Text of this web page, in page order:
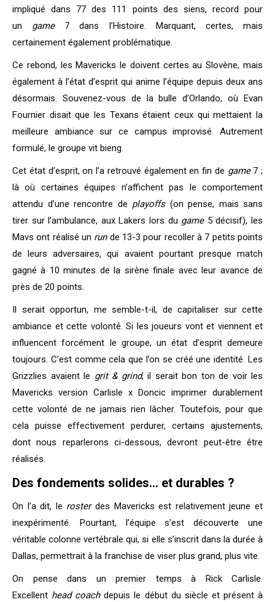
impliqué dans 77 des 111 points des siens, record pour
un game7 dans l’Histoire. Marquant, certes, mais
certainement également problématique.
Ce rebond, les Mavericks le doivent certes au Slovène, mais
également à l’état d’esprit qui anime l’équipe depuis deux ans
désormais. Souvenez-vous de la bulle d’Orlando, où Evan
Fournier disait que les Texans étaient ceux qui mettaient la
meilleure ambiance sur ce campus improvisé. Autrement
formulé, le groupe vit bieng.
Cet état d’esprit, on l’a retrouvé également en fin de game7 ;
là où certaines équipes n’affichent pas le comportement
attendu d’une rencontre de playoffs(on pense, mais sans
tirer sur l’ambulance, aux Lakers lors du game 5 décisif), les
Mavs ont réalisé un run de 13-3 pour recoller à 7 petits points
de leurs adversaires, qui avaient pourtant presque match
gagné à 10 minutes de la sirène finale avec leur avance de
près de 20 points.
Il serait opportun, me semble-t-il, de capitaliser sur cette
ambiance et cette volonté. Si les joueurs vont et viennent et
influencent forcément le groupe, un état d’esprit demeure
toujours. C’est comme cela que l’on se créé une identité. Les
Grizzlies avaient le grit & grind, il serait bon ton de voir les
Mavericks version Carlisle x Doncic imprimer durablement
cette volonté de ne jamais rien lâcher. Toutefois, pour que
cela puisse effectivement perdurer, certains ajustements,
dont nous reparlerons ci-dessous, devront peut-être être
réalisés.
Des fondements solides… et durables ?
On l’a dit, le rosterdes Mavericks est relativement jeune et
inexpérimenté. Pourtant, l’équipe s’est découverte une
véritable colonne vertébrale qui, si elle s’inscrit dans la durée à
Dallas, permettrait à la franchise de viser plus grand, plus vite.
On pense dans un premier temps à Rick Carlisle.
Excellent head coachdepuis le début du siècle et présent à